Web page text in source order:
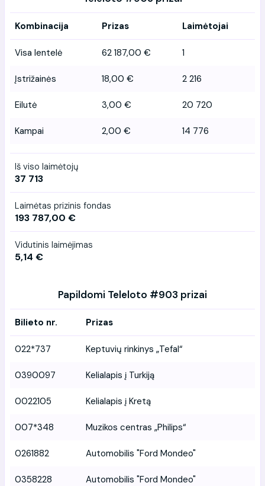
Kombinacija Prizas Laimėtojai
Visa lentelė 62 187,00 € 1
Įstrižainės 18,00 € 2 216
Eilutė 3,00 € 20 720
Kampai 2,00 € 14 776
Iš viso laimėtojų
37 713
Laimėtas prizinis fondas
193 787,00 €
Vidutinis laimėjimas
5,14 €
Papildomi Teleloto #903 prizai
Bilieto nr. Prizas
022*737 Keptuvių rinkinys „Tefal“
0390097 Kelialapis į Turkiją
0022105 Kelialapis į Kretą
007*348 Muzikos centras „Philips“
0261882 Automobilis "Ford Mondeo"
0358228 Automobilis "Ford Mondeo"